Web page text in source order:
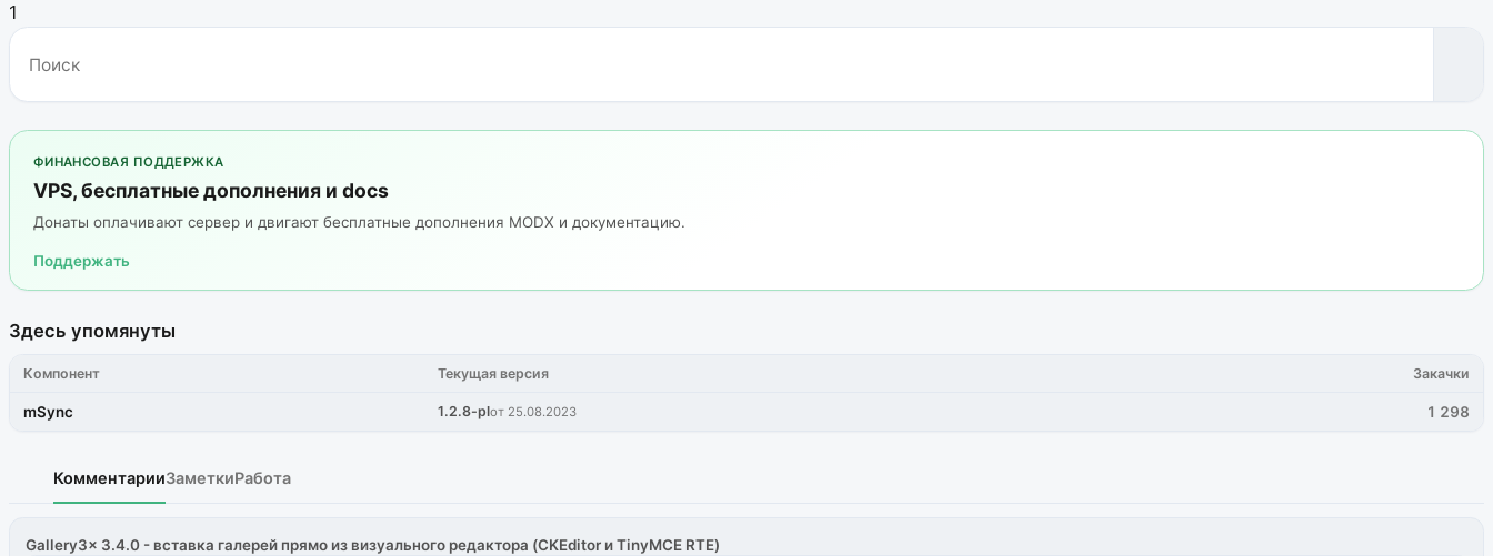
1
ФИНАНСОВАЯ ПОДДЕРЖКА
VPS, бесплатные дополнения и docs
Донаты оплачивают сервер и двигают бесплатные дополнения MODX и документацию.
Поддержать
Здесь упомянуты
Компонент Текущая версия Закачки
mSync 1.2.8-plот 25.08.2023 1 298
КомментарииЗаметкиРабота
Gallery3x 3.4.0 - вставка галерей прямо из визуального редактора (CKEditor и TinyMCE RTE)